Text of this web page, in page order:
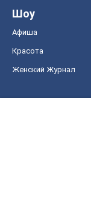
Шоу
Афиша
Красота
Женский Журнал